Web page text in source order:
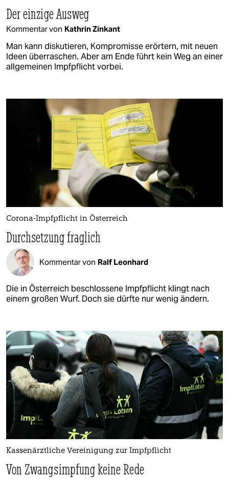
Der einzige Ausweg
Kommentar von Kathrin Zinkant
Man kann diskutieren, Kompromisse erörtern, mit neuen
Ideen überraschen. Aber am Ende führt kein Weg an einer
allgemeinen Impfpflicht vorbei.
Corona-Impfpflicht in Österreich
Durchsetzung fraglich
Kommentar von Ralf Leonhard
Die in Österreich beschlossene Impfpflicht klingt nach
einem großen Wurf. Doch sie dürfte nur wenig ändern.
Kas­sen­ärz­tliche Vereinigung zur Impfpflicht
Von Zwangsimpfung keine Rede